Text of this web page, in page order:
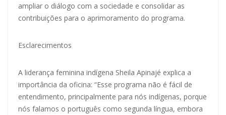
ampliar o diálogo com a sociedade e consolidar as
contribuições para o aprimoramento do programa.
Esclarecimentos
A liderança feminina indígena Sheila Apinajé explica a
importância da oficina: “Esse programa não é fácil de
entendimento, principalmente para nós indígenas, porque
nós falamos o português como segunda língua, embora